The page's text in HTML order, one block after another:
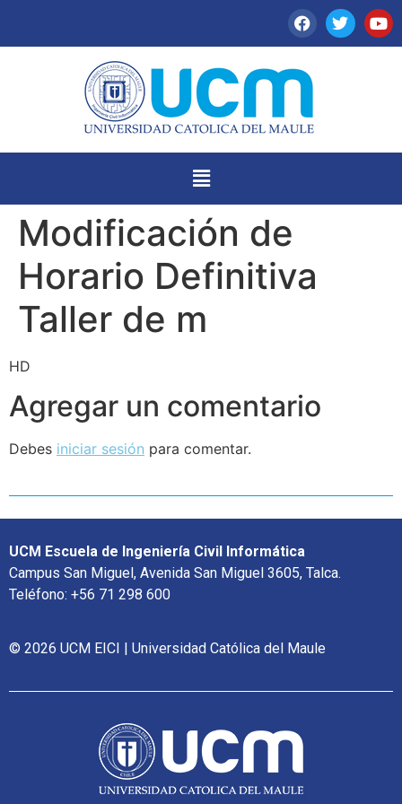
Modificación de
Horario Definitiva
Taller de m
HD
Agregar un comentario
Debes iniciar sesión para comentar.
UCM Escuela de Ingeniería Civil Informática
Campus San Miguel, Avenida San Miguel 3605, Talca.
Teléfono: +56 71 298 600
© 2026 UCM EICI | Universidad Católica del Maule